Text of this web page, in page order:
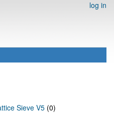
log in
Sieve V5 (0)